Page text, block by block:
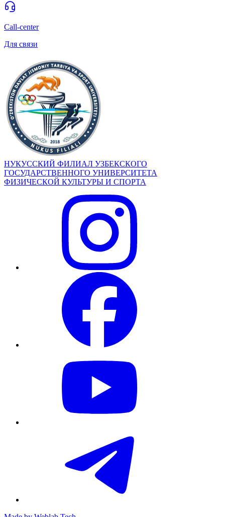
Call-center
Для связи
НУКУССКИЙ ФИЛИАЛ УЗБЕКСКОГО
ГОСУДАРСТВЕННОГО УНИВЕРСИТЕТА
ФИЗИЧЕСКОЙ КУЛЬТУРЫ И СПОРТА